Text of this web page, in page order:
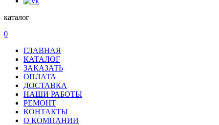
каталог
0
ГЛАВНАЯ
КАТАЛОГ
ЗАКАЗАТЬ
ОПЛАТА
ДОСТАВКА
НАШИ РАБОТЫ
РЕМОНТ
КОНТАКТЫ
О КОМПАНИИ